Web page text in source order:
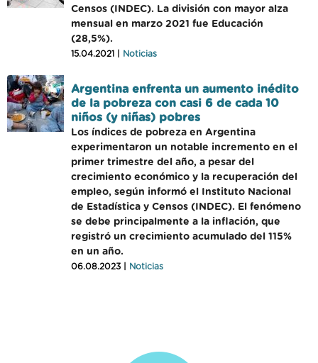
Censos (INDEC). La división con mayor alza
mensual en marzo 2021 fue Educación
(28,5%).
15.04.2021 | Noticias
Argentina enfrenta un aumento inédito
de la pobreza con casi 6 de cada 10
niños (y niñas) pobres
Los índices de pobreza en Argentina
experimentaron un notable incremento en el
primer trimestre del año, a pesar del
crecimiento económico y la recuperación del
empleo, según informó el Instituto Nacional
de Estadística y Censos (INDEC). El fenómeno
se debe principalmente a la inflación, que
registró un crecimiento acumulado del 115%
en un año.
06.08.2023 | Noticias